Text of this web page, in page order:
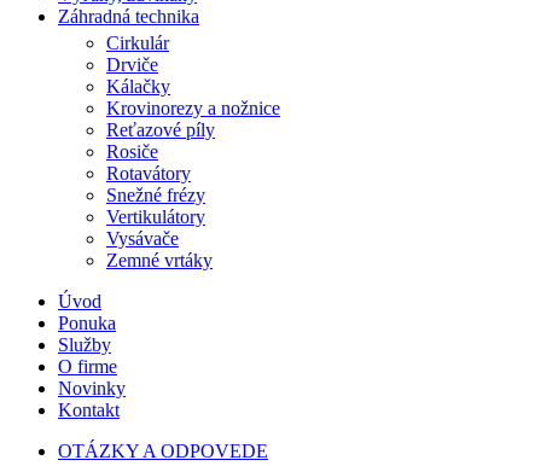
Záhradná technika
Cirkulár
Drviče
Kálačky
Krovinorezy a nožnice
Reťazové píly
Rosiče
Rotavátory
Snežné frézy
Vertikulátory
Vysávače
Zemné vrtáky
Úvod
Ponuka
Služby
O firme
Novinky
Kontakt
OTÁZKY A ODPOVEDE